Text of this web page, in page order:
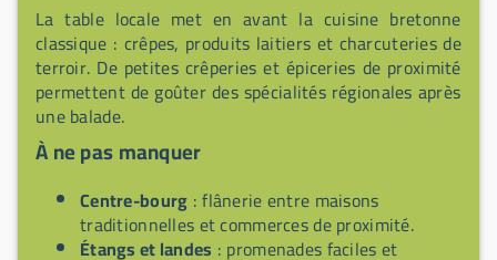
La table locale met en avant la cuisine bretonne
classique : crêpes, produits laitiers et charcuteries de
terroir. De petites crêperies et épiceries de proximité
permettent de goûter des spécialités régionales après
une balade.
À ne pas manquer
Centre-bourg : flânerie entre maisons
traditionnelles et commerces de proximité.
Étangs et landes : promenades faciles et